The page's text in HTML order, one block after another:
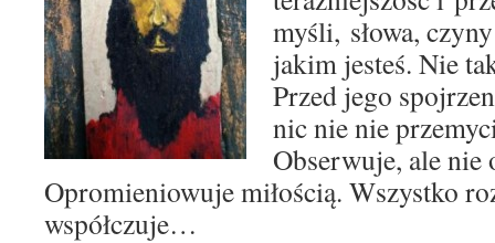
myśli, słowa,
jakim jesteś. Nie
Przed jego
nic nie nie
Obserwuje, ale nie
Opromieniowuje miłością. Wszystko
współczuje…